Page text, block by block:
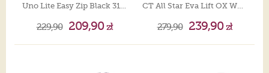
Uno Lite Easy Zip Black 310387L/BBK
229,90 209,90zł
CT All Star Eva Lift OX White/Garnet/Navy 272858C
279,90 239,90zł